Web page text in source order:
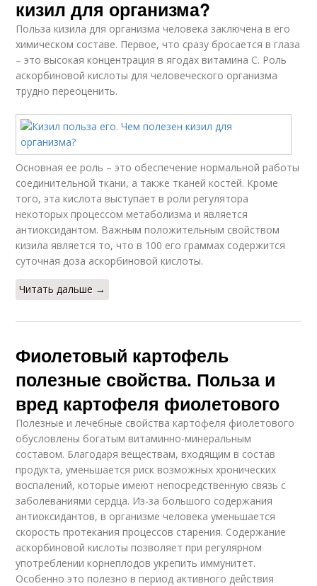
кизил для организма?
Польза кизила для организма человека заключена в его
химическом составе. Первое, что сразу бросается в глаза
– это высокая концентрация в ягодах витамина С. Роль
аскорбиновой кислоты для человеческого организма
трудно переоценить.
Основная ее роль – это обеспечение нормальной работы
соединительной ткани, а также тканей костей. Кроме
того, эта кислота выступает в роли регулятора
некоторых процессом метаболизма и является
антиоксидантом. Важным положительным свойством
кизила является то, что в 100 его граммах содержится
суточная доза аскорбиновой кислоты.
Читать дальше →
Фиолетовый картофель
полезные свойства. Польза и
вред картофеля фиолетового
Полезные и лечебные свойства картофеля фиолетового
обусловлены богатым витаминно-минеральным
составом. Благодаря веществам, входящим в состав
продукта, уменьшается риск возможных хронических
воспалений, которые имеют непосредственную связь с
заболеваниями сердца. Из-за большого содержания
антиоксидантов, в организме человека уменьшается
скорость протекания процессов старения. Содержание
аскорбиновой кислоты позволяет при регулярном
употреблении корнеплодов укрепить иммунитет.
Особенно это полезно в период активного действия